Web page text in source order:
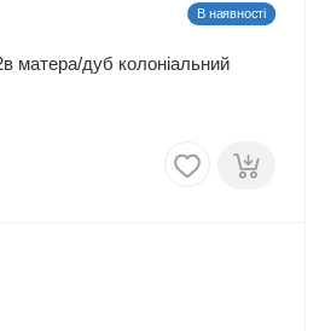
В наявності
матера/дуб колоніальний